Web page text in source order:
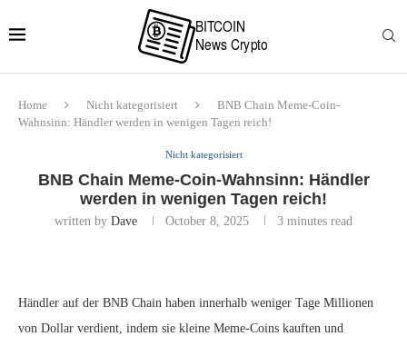
Home Nicht kategorisiert
BNB Chain Meme-Coin-
Wahnsinn: Händler werden in wenigen Tagen reich!
Nicht kategorisiert
BNB Chain Meme-Coin-Wahnsinn: Händler
werden in wenigen Tagen reich!
written by Dave October 8, 2025 3 minutes read
Händler auf der BNB Chain haben innerhalb weniger Tage Millionen
von Dollar verdient, indem sie kleine Meme-Coins kauften und